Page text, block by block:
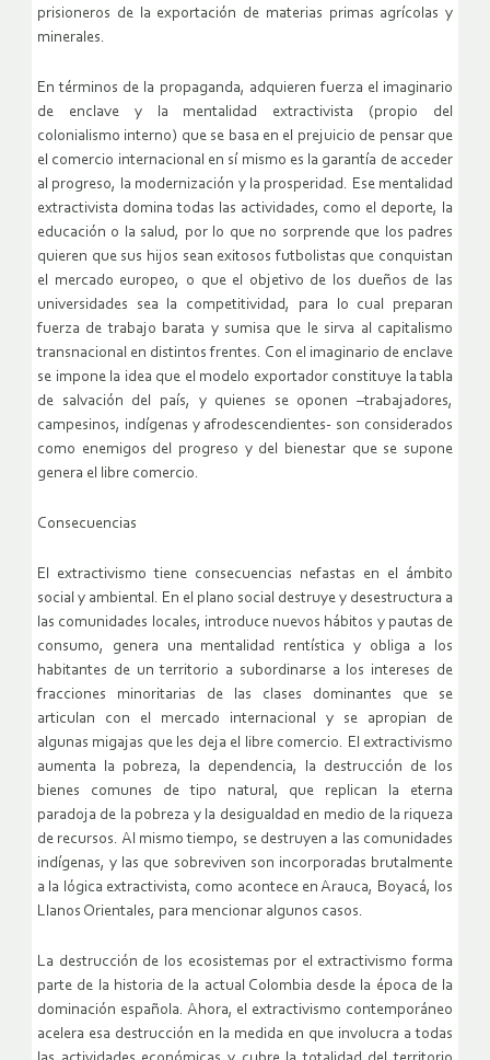
prisioneros de la exportación de materias primas agrícolas y
minerales.
En términos de la propaganda, adquieren fuerza el imaginario
de enclave y la mentalidad extractivista (propio del
colonialismo interno) que se basa en el prejuicio de pensar que
el comercio internacional en sí mismo es la garantía de acceder
al progreso, la modernización y la prosperidad. Ese mentalidad
extractivista domina todas las actividades, como el deporte, la
educación o la salud, por lo que no sorprende que los padres
quieren que sus hijos sean exitosos futbolistas que conquistan
el mercado europeo, o que el objetivo de los dueños de las
universidades sea la competitividad, para lo cual preparan
fuerza de trabajo barata y sumisa que le sirva al capitalismo
transnacional en distintos frentes. Con el imaginario de enclave
se impone la idea que el modelo exportador constituye la tabla
de salvación del país, y quienes se oponen –trabajadores,
campesinos, indígenas y afrodescendientes- son considerados
como enemigos del progreso y del bienestar que se supone
genera el libre comercio.
Consecuencias
El extractivismo tiene consecuencias nefastas en el ámbito
social y ambiental. En el plano social destruye y desestructura a
las comunidades locales, introduce nuevos hábitos y pautas de
consumo, genera una mentalidad rentística y obliga a los
habitantes de un territorio a subordinarse a los intereses de
fracciones minoritarias de las clases dominantes que se
articulan con el mercado internacional y se apropian de
algunas migajas que les deja el libre comercio. El extractivismo
aumenta la pobreza, la dependencia, la destrucción de los
bienes comunes de tipo natural, que replican la eterna
paradoja de la pobreza y la desigualdad en medio de la riqueza
de recursos. Al mismo tiempo, se destruyen a las comunidades
indígenas, y las que sobreviven son incorporadas brutalmente
a la lógica extractivista, como acontece en Arauca, Boyacá, los
Llanos Orientales, para mencionar algunos casos.
La destrucción de los ecosistemas por el extractivismo forma
parte de la historia de la actual Colombia desde la época de la
dominación española. Ahora, el extractivismo contemporáneo
acelera esa destrucción en la medida en que involucra a todas